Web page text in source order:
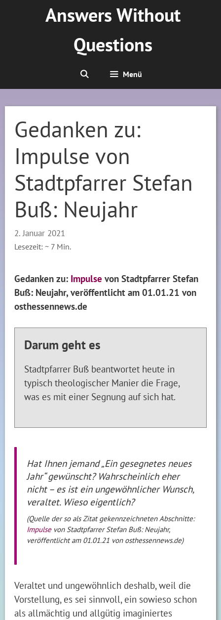
Answers Without
Questions
Menü
Gedanken zu:
Impulse von
Stadtpfarrer Stefan
Buß: Neujahr
2. Januar 2021
Lesezeit: ~ 7 Min.
Gedanken zu: Impulse von Stadtpfarrer Stefan
Buß: Neujahr, veröffentlicht am 01.01.21 von
osthessennews.de
Darum geht es
Stadtpfarrer Buß beantwortet heute in
typisch theologischer Manier die Frage,
was es mit einer Segnung auf sich hat.
Hat Ihnen jemand „Ein gesegnetes neues
Jahr“ gewünscht? Wahrscheinlich eher
nicht – es ist ein ungewöhnlicher Wunsch,
veraltet. Wieso eigentlich?
(Quelle der so als Zitat gekennzeichneten Abschnitte:
Impulsevon Stadtpfarrer Stefan Buß: Neujahr,
veröffentlicht am 01.01.21 von osthessennews.de)
Veraltet und ungewöhnlich deshalb, weil die
Vorstellung, es sei sinnvoll, ein sowieso schon
als allmächtig und allgütig imaginiertes